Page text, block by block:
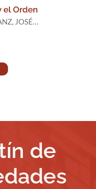
el Orden
JOSÉ
de